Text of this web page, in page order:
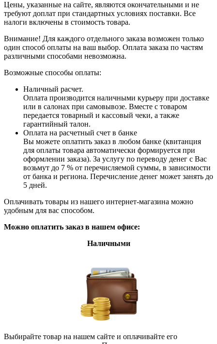
Цены, указанные на сайте, являются окончательными и не
требуют доплат при стандартных условиях поставки. Все
налоги включены в стоимость товара.
Внимание! Для каждого отдельного заказа возможен только
один способ оплаты на ваш выбор. Оплата заказа по частям
различными способами невозможна.
Возможные способы оплаты:
Наличный расчет.
Оплата производится наличными курьеру при доставке
или в салонах при самовывозе. Вместе с товаром
передается товарный и кассовый чеки, а также
гарантийный талон.
Оплата на расчетный счет в банке
Вы можете оплатить заказ в любом банке (квитанция
для оплаты товара автоматически формируется при
оформлении заказа). За услугу по переводу денег с Вас
возьмут до 7 % от перечисляемой суммы, в зависимости
от банка и региона. Перечисление денег может занять до
5 дней.
Оплачивать товары из нашего интернет-магазина можно
удобным для вас способом.
Можно оплатить заказ в нашем офисе:
Наличными
Выбирайте товар на нашем сайте и оплачивайте его